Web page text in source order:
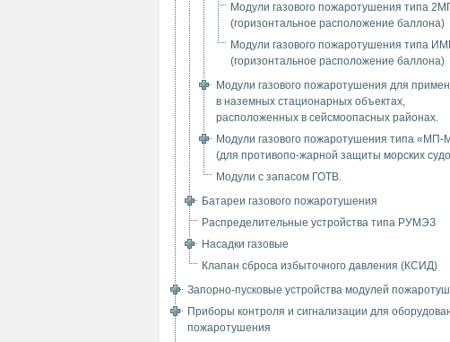
Модули газового пожаротушения типа
(горизонтальное расположение баллона)
Модули газового пожаротушения типа
(горизонтальное расположение баллона)
Модули газового пожаротушения для
в наземных стационарных объектах,
расположенных в сейсмоопасных районах.
Модули газового пожаротушения типа «МП-
(для противопо-жарной защиты морских
Модули с запасом ГОТВ.
Батареи газового пожаротушения
Распределительные устройства типа РУМЭЗ
Насадки газовые
Клапан сброса избыточного давления (КСИД)
Запорно-пусковые устройства модулей
Приборы контроля и сигнализации для
пожаротушения